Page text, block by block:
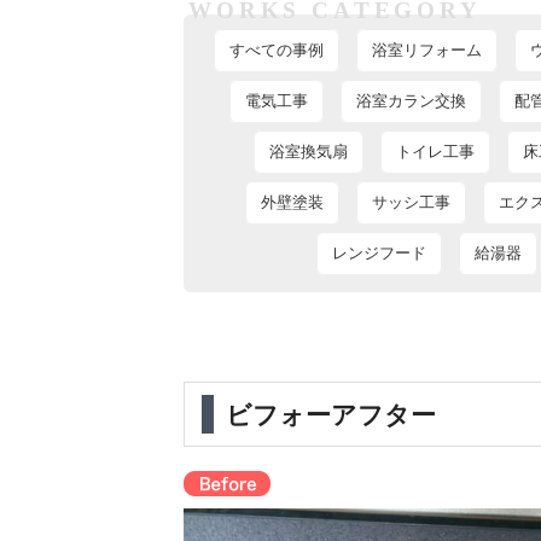
WORKS CATEGORY
すべての事例 浴室リフォーム
電気工事 浴室カラン交換 配
浴室換気扇 トイレ工事
外壁塗装 サッシ工事 エク
レンジフード 給湯器
ビフォーアフター